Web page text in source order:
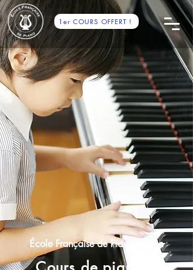
1er COURS OFFERT !
École Française de Piano à Lyon